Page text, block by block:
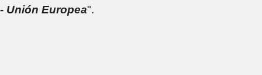
- Unión Europea".